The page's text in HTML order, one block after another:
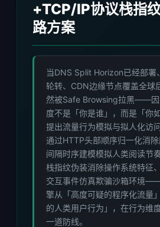
+TCP/IP协议栈指
路方案
当DNS Split Horizon已经部署
轮转、CDN边缘节点覆盖全球
然被Safe Browsing拉黑——因
度不是「你是谁」，而是「你
提出流量行为模拟与拟人化访
通过HTTP头部顺序归一化消
间隔时序建模模拟人类阅读节
栈指纹伪装消除操作系统特征
交互事件仿真欺骗沙箱环境
擎从「高度可疑的程序化流量
的人类用户行为」，在行为维
一道防线。